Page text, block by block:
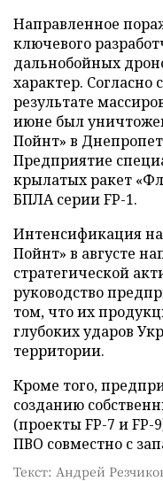
Направленное
ключевого
дальнобойных
характер.
результате
июне был
Пойнт» в
Предприятие
крылатых ракет
БПЛА серии FP-1.
Интенсификация
Пойнт» в августе
стратегической
руководство
том, что их
глубоких ударов
территории.
Кроме того,
созданию
(проекты FP-7 и
ПВО совместно с
Текст: Андрей